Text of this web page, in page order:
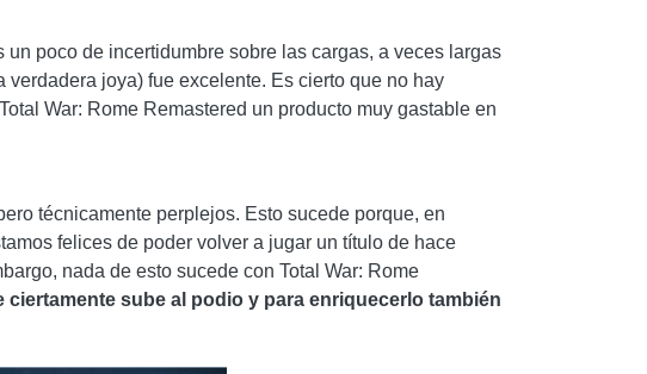
poco de incertidumbre sobre las cargas, a veces largas
joya) fue excelente. Es cierto que no hay
War: Rome Remastered un producto muy gastable en
técnicamente perplejos. Esto sucede porque, en
felices de poder volver a jugar un título de hace
nada de esto sucede con Total War: Rome
sube al podio y para enriquecerlo también